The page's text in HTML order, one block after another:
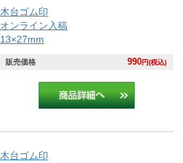
木台ゴム印
オンライン入稿
13×27mm
販売価格 990円(税込)
木台ゴム印